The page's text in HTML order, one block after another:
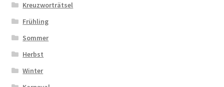
Kreuzworträtsel
Frühling
Sommer
Herbst
Winter